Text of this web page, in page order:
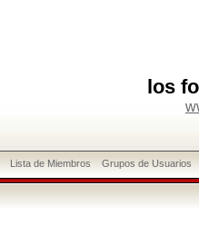
los
Lista de Miembros Grupos de Usuarios